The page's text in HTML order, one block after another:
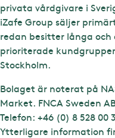
privata vårdgivare i
iZafe Group säljer
redan besitter långa
prioriterade
Stockholm.
Bolaget är noterat på
Market. FNCA Sweden
Telefon: +46 (0) 8 528 00
Ytterligare information